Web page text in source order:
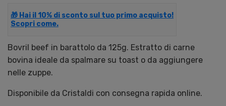
🎁 Hai il 10% di sconto sul tuo primo acquisto!
Scopri come.
Bovril beef in barattolo da 125g. Estratto di carne
bovina ideale da spalmare su toast o da aggiungere
nelle zuppe.
Disponibile da Cristaldi con consegna rapida online.